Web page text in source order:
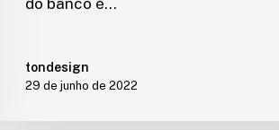
tondesign
29 de junho de 2022